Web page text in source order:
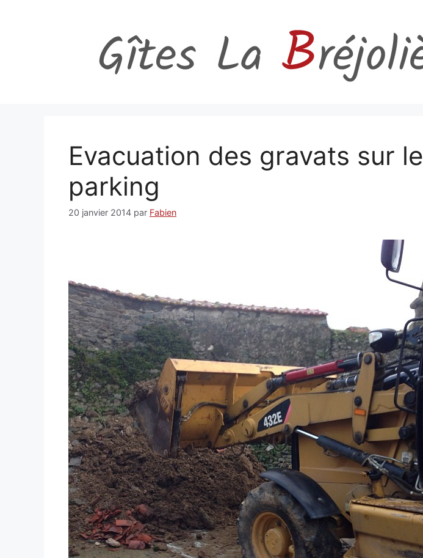
Evacuation des gravats sur le
parking
20 janvier 2014 par Fabien